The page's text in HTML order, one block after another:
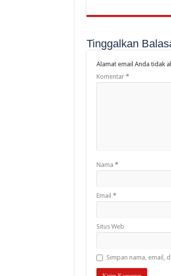
Tinggalkan
Alamat email Anda tidak
Komentar *
Nama *
Email *
Situs Web
Simpan nama, email,